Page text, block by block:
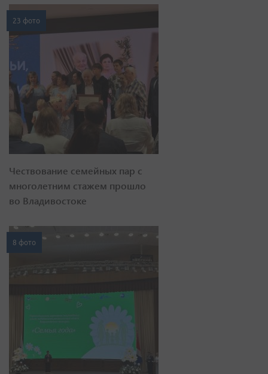
23 фото
Чествование семейных пар с
многолетним стажем прошло
во Владивостоке
8 фото